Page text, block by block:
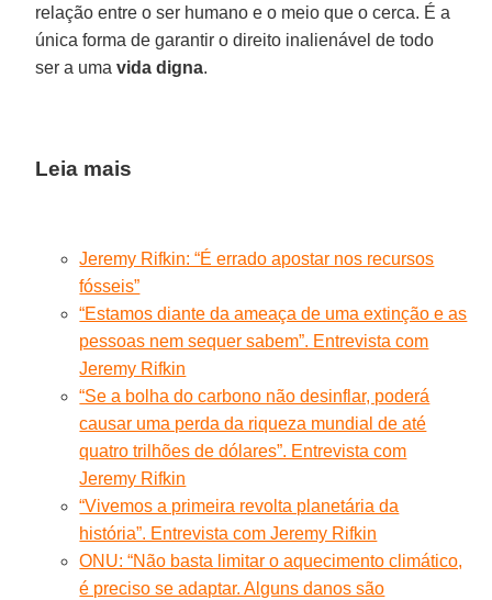
relação entre o ser humano e o meio que o cerca. É a
única forma de garantir o direito inalienável de todo
ser a umavida digna.
Leia mais
Jeremy Rifkin: “É errado apostar nos recursos
fósseis”
“Estamos diante da ameaça de uma extinção e as
pessoas nem sequer sabem”. Entrevista com
Jeremy Rifkin
“Se a bolha do carbono não desinflar, poderá
causar uma perda da riqueza mundial de até
quatro trilhões de dólares”. Entrevista com
Jeremy Rifkin
“Vivemos a primeira revolta planetária da
história”. Entrevista com Jeremy Rifkin
ONU: “Não basta limitar o aquecimento climático,
é preciso se adaptar. Alguns danos são